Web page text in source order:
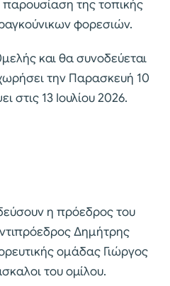
της τοπικής
φορεσιών.
και θα συνοδεύεται
την Παρασκευή 10
στις 13 Ιουλίου 2026.
η πρόεδρος του
Δημήτρης
ομάδας Γιώργος
του ομίλου.